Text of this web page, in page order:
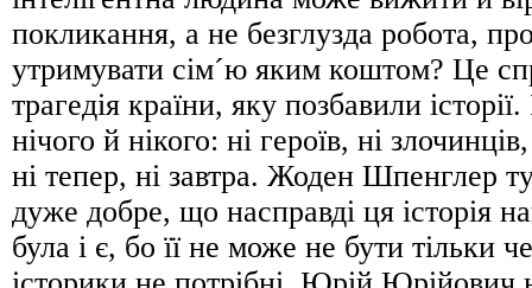
покликання, а не безглузда робота,
утримувати сім´ю яким коштом? Це
трагедія країни, яку позбавили
нічого й нікого: ні героїв, ні злочинців,
ні тепер, ні завтра. Жоден Шпенглер
дуже добре, що насправді ця історія
була і є, бо її не може не бути тільки